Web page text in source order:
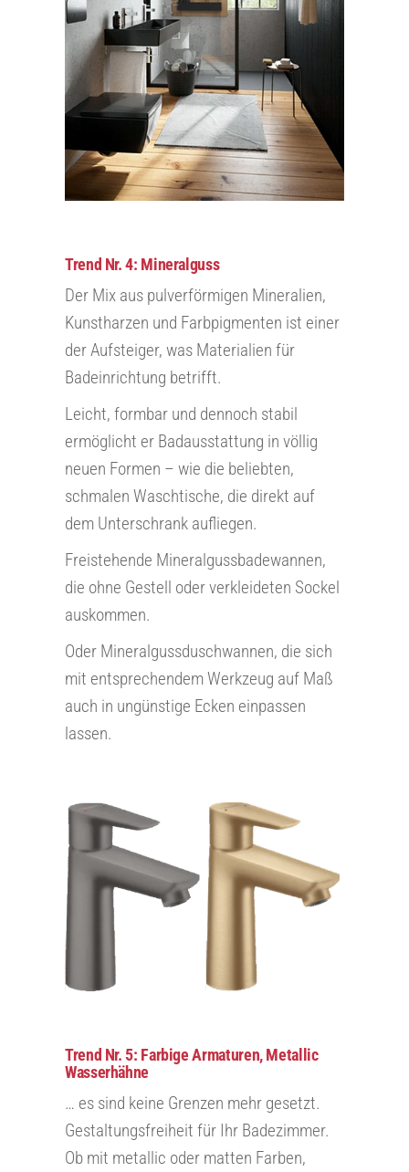
Trend Nr. 4: Mineralguss
Der Mix aus pulverförmigen Mineralien,
Kunstharzen und Farbpigmenten ist einer
der Aufsteiger, was Materialien für
Badeinrichtung betrifft.
Leicht, formbar und dennoch stabil
ermöglicht er Badausstattung in völlig
neuen Formen – wie die beliebten,
schmalen Waschtische, die direkt auf
dem Unterschrank aufliegen.
Freistehende Mineralgussbadewannen,
die ohne Gestell oder verkleideten Sockel
auskommen.
Oder Mineralgussduschwannen, die sich
mit entsprechendem Werkzeug auf Maß
auch in ungünstige Ecken einpassen
lassen.
Trend Nr. 5: Farbige Armaturen, Metallic
Wasserhähne
… es sind keine Grenzen mehr gesetzt.
Gestaltungsfreiheit für Ihr Badezimmer.
Ob mit metallic oder matten Farben,